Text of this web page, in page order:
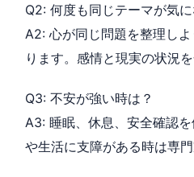
Q2: 何度も同じテーマが気
A2: 心が同じ問題を整理し
ります。感情と現実の状況
Q3: 不安が強い時は？
A3: 睡眠、休息、安全確認
や生活に支障がある時は専